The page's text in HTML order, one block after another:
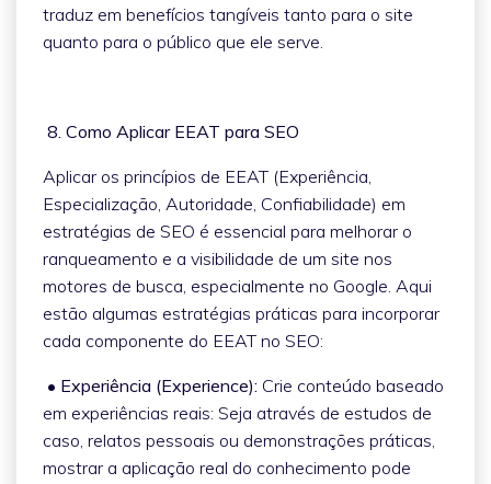
traduz em benefícios tangíveis tanto para o site
quanto para o público que ele serve.
8. Como Aplicar EEAT para SEO
Aplicar os princípios de EEAT (Experiência,
Especialização, Autoridade, Confiabilidade) em
estratégias de SEO é essencial para melhorar o
ranqueamento e a visibilidade de um site nos
motores de busca, especialmente no Google. Aqui
estão algumas estratégias práticas para incorporar
cada componente do EEAT no SEO:
• Experiência (Experience): Crie conteúdo baseado
em experiências reais: Seja através de estudos de
caso, relatos pessoais ou demonstrações práticas,
mostrar a aplicação real do conhecimento pode